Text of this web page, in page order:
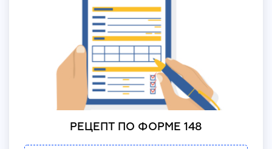
РЕЦЕПТ ПО ФОРМЕ 148